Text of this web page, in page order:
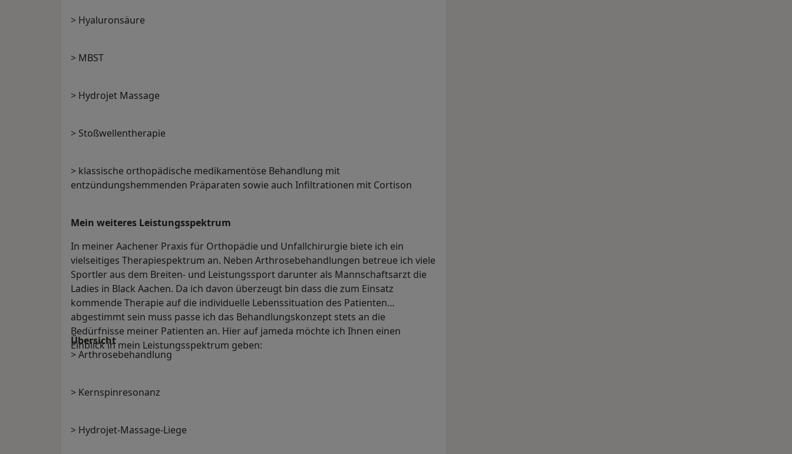
> Hyaluronsäure
> MBST
> Hydrojet Massage
> Stoßwellentherapie
> klassische orthopädische medikamentöse Behandlung mit
entzündungshemmenden Präparaten sowie auch Infiltrationen mit Cortison
Mein weiteres Leistungs­spektrum
In meiner Aachener Praxis für Orthopädie und Unfallchirurgie biete ich ein
vielseitiges Therapiespektrum an. Neben Arthrosebehandlungen betreue ich viele
Sportler aus dem Breiten- und Leistungssport darunter als Mannschaftsarzt die
Ladies in Black Aachen. Da ich davon überzeugt bin dass die zum Einsatz
kommende Therapie auf die individuelle Lebenssituation des Patienten
abgestimmt sein muss passe ich das Behandlungskonzept stets an die
Bedürfnisse meiner Patienten an. Hier auf jameda möchte ich Ihnen einen
Einblick in mein Leistungsspektrum geben:
Übersicht
> Arthrosebehandlung
> Kernspinresonanz
> Hydrojet-Massage-Liege